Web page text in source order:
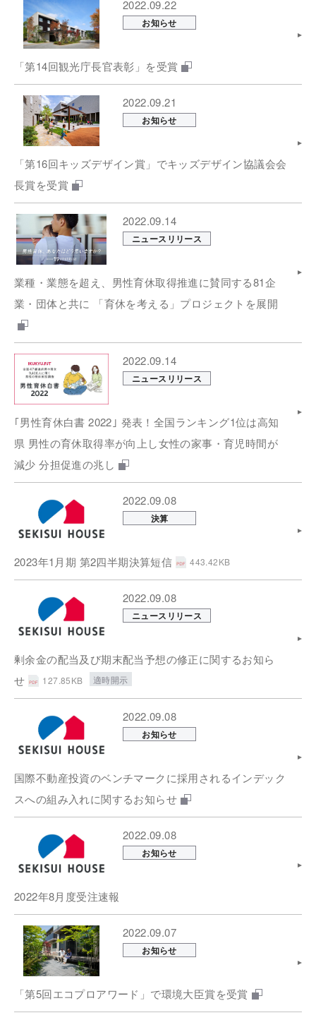
2022.09.22
お知らせ
「第14回観光庁長官表彰」を受賞
2022.09.21
お知らせ
「第16回キッズデザイン賞」でキッズデザイン協議会会
長賞を受賞
2022.09.14
ニュースリリース
業種・業態を超え、男性育休取得推進に賛同する81企
業・団体と共に 「育休を考える」プロジェクトを展開
2022.09.14
ニュースリリース
｢男性育休白書 2022｣ 発表！全国ランキング1位は高知
県 男性の育休取得率が向上し女性の家事・育児時間が
減少 分担促進の兆し
2022.09.08
決算
2023年1月期 第2四半期決算短信 443.42KB
2022.09.08
ニュースリリース
剰余金の配当及び期末配当予想の修正に関するお知ら
せ
127.85KB 適時開示
2022.09.08
お知らせ
国際不動産投資のベンチマークに採用されるインデック
スへの組み入れに関するお知らせ
2022.09.08
お知らせ
2022年8月度受注速報
2022.09.07
お知らせ
「第5回エコプロアワード」で環境大臣賞を受賞